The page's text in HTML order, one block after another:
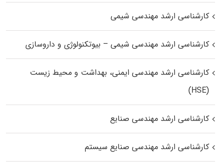
کارشناسی ارشد مهندسی شیمی
کارشناسی ارشد مهندسی شیمی – بیوتکنولوژی و داروسازی
کارشناسی ارشد مهندسی ایمنی، بهداشت و محیط زیست
(HSE)
کارشناسی ارشد مهندسی صنایع
کارشناسی ارشد مهندسی صنایع سیستم